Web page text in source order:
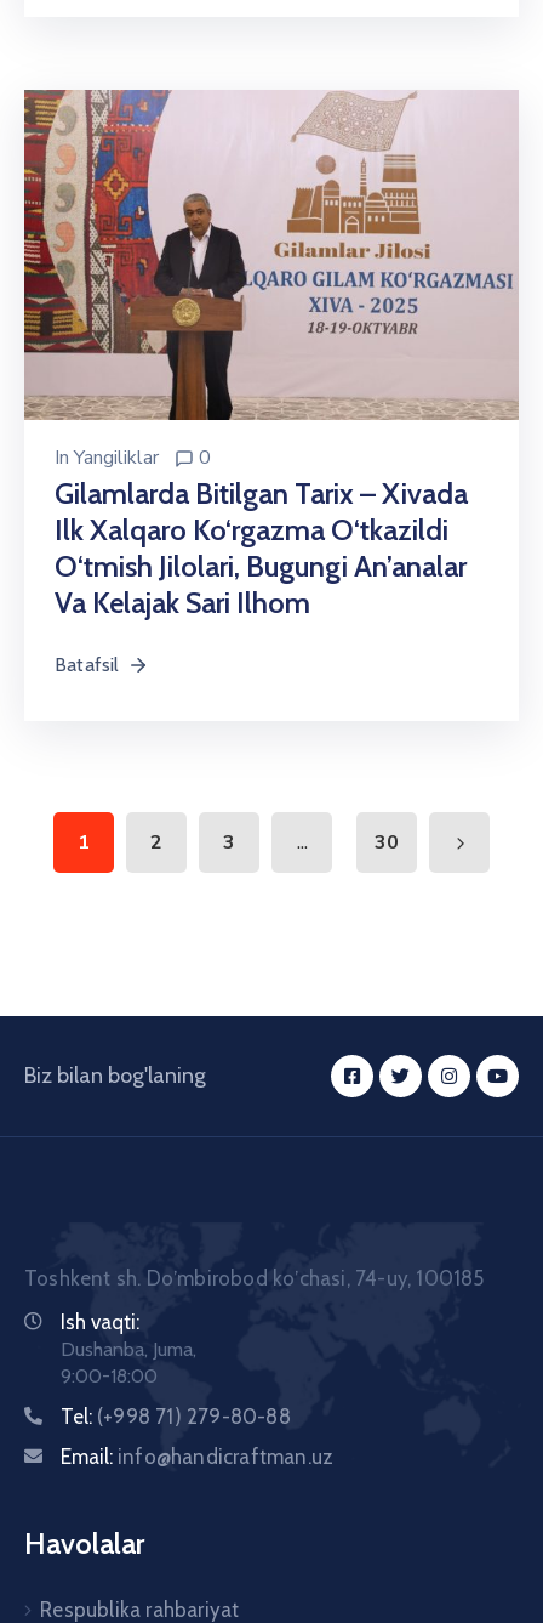
InYangiliklar 0
Gilamlarda Bitilgan Tarix – Xivada
Ilk Xalqaro Ko‘rgazma O‘tkazildi
O‘tmish Jilolari, Bugungi An’analar
Va Kelajak Sari Ilhom
Batafsil
1 2 3 ... 30
Biz bilan bog'laning
Toshkent sh. Doʼmbirobod koʼchasi, 74-uy, 100185
Ish vaqti:
Dushanba, Juma,
9:00-18:00
Tel: (+998 71) 279-80-88
Email: info@handicraftman.uz
Havolalar
Respublika rahbariyat